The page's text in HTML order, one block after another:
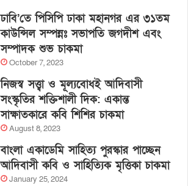
ঢাবি’তে পিসিপি ঢাকা মহানগর এর ৩১তম
কাউন্সিল সম্পন্নঃ সভাপতি জগদীশ এবং
সম্পাদক শুভ চাকমা
October 7, 2023
নিজস্ব সত্ত্বা ও মূল্যবোধই আদিবাসী
সংস্কৃতির শক্তিশালী দিক: একান্ত
সাক্ষাতকারে কবি শিশির চাকমা
August 8, 2023
বাংলা একাডেমি সাহিত্য পুরস্কার পাচ্ছেন
আদিবাসী কবি ও সাহিত্যিক মৃত্তিকা চাকমা
January 25, 2024